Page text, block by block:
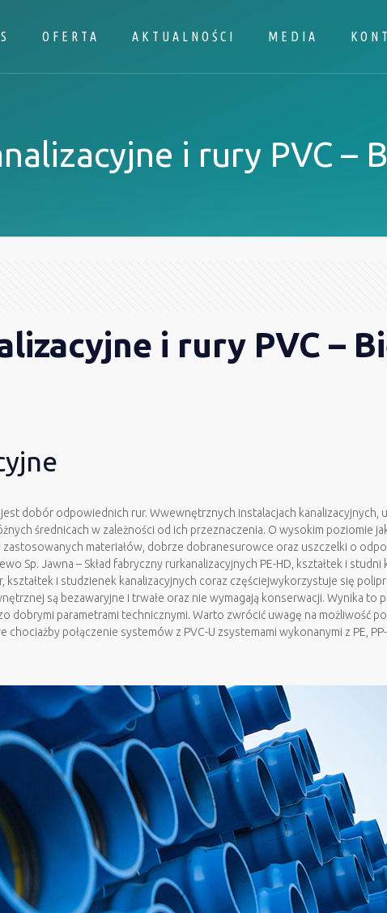
OFERTA AKTUALNOŚCI MEDIA
i rury PVC –
i rury PVC –
dobór odpowiednich rur. Wwewnętrznych instalacjach kanalizacyjnych,
średnicach w zależności od ich przeznaczenia. O wysokim poziomie
materiałów, dobrze dobranesurowce oraz uszczelki o
Sp. Jawna – Skład fabryczny rurkanalizacyjnych PE-HD, kształtek i
kształtek i studzienek kanalizacyjnych coraz częściejwykorzystuje się
są bezawaryjne i trwałe oraz nie wymagają konserwacji. Wynika to
dobrymi parametrami technicznymi. Warto zwrócić uwagę na możliwość
połączenie systemów z PVC-U zsystemami wykonanymi z PE,